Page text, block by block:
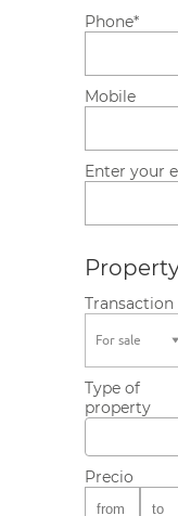
Phone*
Mobile
Enter your
Transaction
For sale
Type of
property
Precio